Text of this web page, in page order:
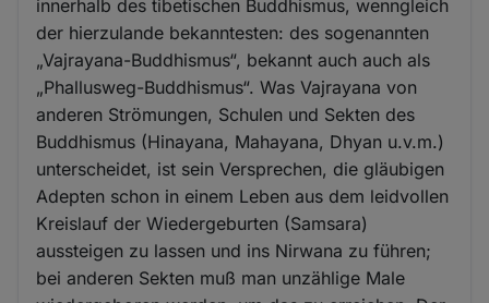
innerhalb des tibetischen Buddhismus, wenngleich
der hierzulande bekanntesten: des sogenannten
„Vajrayana-Buddhismus“, bekannt auch auch als
„Phallusweg-Buddhismus“. Was Vajrayana von
anderen Strömungen, Schulen und Sekten des
Buddhismus (Hinayana, Mahayana, Dhyan u.v.m.)
unterscheidet, ist sein Versprechen, die gläubigen
Adepten schon in einem Leben aus dem leidvollen
Kreislauf der Wiedergeburten (Samsara)
aussteigen zu lassen und ins Nirwana zu führen;
bei anderen Sekten muß man unzählige Male